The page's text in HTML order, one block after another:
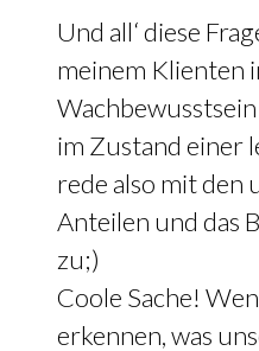
Und all‘ diese
meinem Klienten
im Zustand einer
rede also mit den
Anteilen und das
zu;)
Coole Sache!
erkennen, was